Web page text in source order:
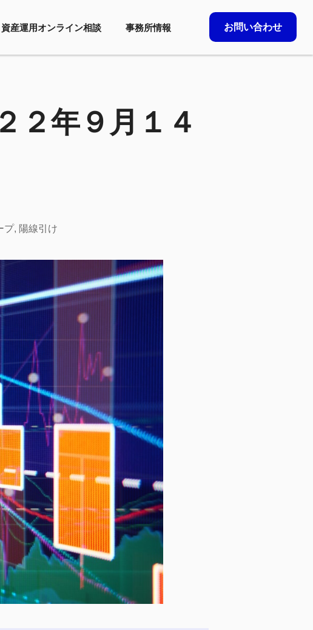
資産運用オンライン相談 事務所情報 お問い合わせ
２年９月１４
プ, 陽線引け